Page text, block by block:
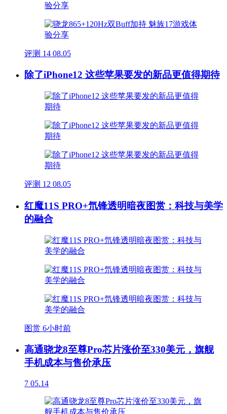
评测 14 08.05
除了iPhone12 这些苹果要发的新品更值得期待
评测 12 08.05
红魔11S PRO+氘锋透明暗夜图赏：科技与美学
的融合
图赏 6小时前
高通骁龙8至尊Pro芯片涨价至330美元，旗舰
手机成本与售价承压
7 05.14